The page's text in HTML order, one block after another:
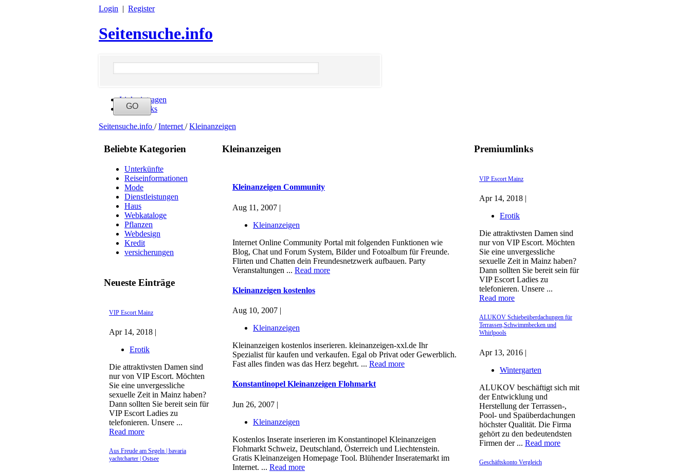
Login | Register
Seitensuche.info
Link eintragen
Neue Links
Seitensuche.info / Internet / Kleinanzeigen
Beliebte Kategorien
Unterkünfte
Reiseinformationen
Mode
Dienstleistungen
Haus
Webkataloge
Pflanzen
Webdesign
Kredit
versicherungen
Neueste Einträge
VIP Escort Mainz
Apr 14, 2018 |
Erotik
Die attraktivsten Damen sind
nur von VIP Escort. Möchten
Sie eine unvergessliche
sexuelle Zeit in Mainz haben?
Dann sollten Sie bereit sein für
VIP Escort Ladies zu
telefonieren. Unsere ...
Read more
Aus Freude am Segeln | bavaria
yachtcharter | Ostsee
Premiumlinks
VIP Escort Mainz
Apr 14, 2018 |
Erotik
Die attraktivsten Damen sind
nur von VIP Escort. Möchten
Sie eine unvergessliche
sexuelle Zeit in Mainz haben?
Dann sollten Sie bereit sein für
VIP Escort Ladies zu
telefonieren. Unsere ...
Read more
ALUKOV Schiebeüberdachungen für
Terrassen,Schwimmbecken und
Whirlpools
Apr 13, 2016 |
Wintergarten
ALUKOV beschäftigt sich mit
der Entwicklung und
Herstellung der Terrassen-,
Pool- und Spaüberdachungen
höchster Qualität. Die Firma
gehört zu den bedeutendsten
Firmen der ... Read more
Geschäftskonto Vergleich
Kleinanzeigen
Kleinanzeigen Community
Aug 11, 2007 |
Kleinanzeigen
Internet Online Community Portal mit folgenden Funktionen wie
Blog, Chat und Forum System, Bilder und Fotoalbum für Freunde.
Flirten und Chatten dein Freundesnetzwerk aufbauen. Party
Veranstaltungen ... Read more
Kleinanzeigen kostenlos
Aug 10, 2007 |
Kleinanzeigen
Kleinanzeigen kostenlos inserieren. kleinanzeigen-xxl.de Ihr
Spezialist für kaufen und verkaufen. Egal ob Privat oder Gewerblich.
Fast alles finden was das Herz begehrt. ... Read more
Konstantinopel Kleinanzeigen Flohmarkt
Jun 26, 2007 |
Kleinanzeigen
Kostenlos Inserate inserieren im Konstantinopel Kleinanzeigen
Flohmarkt Schweiz, Deutschland, Österreich und Liechtenstein.
Gratis Kleinanzeigen Homepage Tool. Blühender Inseratemarkt im
Internet. ... Read more